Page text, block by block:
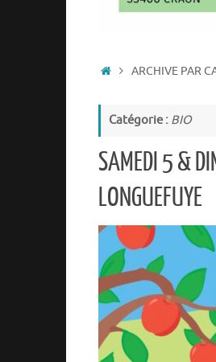
ACCUEIL
ARCHIVE PAR
Catégorie : BIO
SAMEDI 5 &
LONGUEFUYE